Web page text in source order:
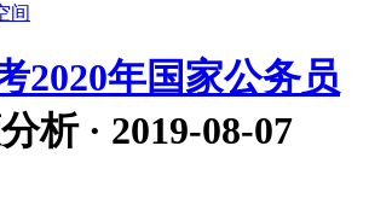
间
2020年国家公务员
析 · 2019-08-07